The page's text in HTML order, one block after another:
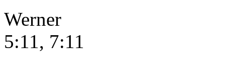
Werner –
5:11, 7:11